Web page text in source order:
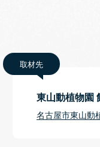
取材先
東山動植物園
名古屋市東山動